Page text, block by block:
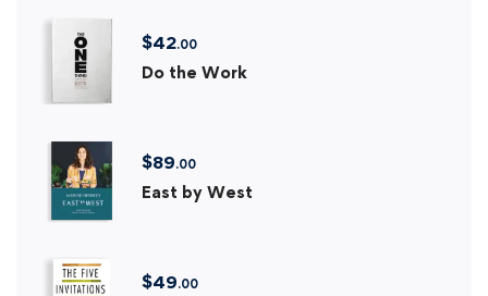
$42.00
Do the Work
$89.00
East by West
$49.00